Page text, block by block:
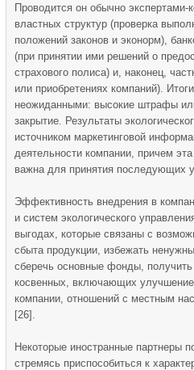
Проводится он обычно экспертами-
властных структур (проверка
положений законов и эконорм),
(при принятии ими решений о
страхового полиса) и, наконец,
или приобретениях компаний).
неожиданными: высокие штрафы
закрытие. Результаты
источником маркетинговой
деятельности компании, причем
важна для принятия последующих
Эффективность внедрения в
и систем экологического
выгодах, которые связаны с
сбыта продукции, избежать
сберечь основные фонды,
косвенных, включающих улучшение
компании, отношений с местным
[26].
Некоторые иностранные партнеры
стремясь приспособиться к